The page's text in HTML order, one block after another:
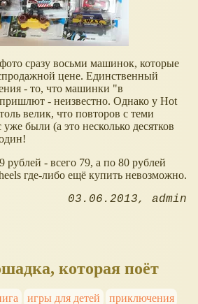
фото сразу восьми машинок, которые
цене. Единственный
- то, что машинки "в
- неизвестно. Однако у Hot
велик, что повторов с теми
были (а это несколько десятков
рублей - всего 79, а по 80 рублей
где-либо ещё купить невозможно.
03.06.2013 admin
которая поёт
игры для детей
приключения